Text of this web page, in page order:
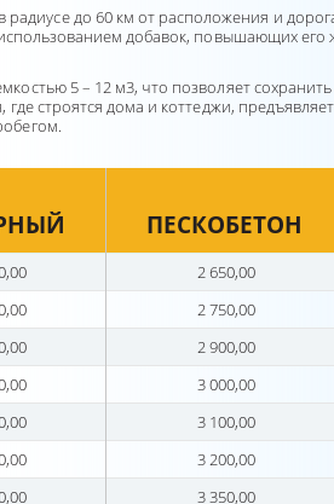
в радиусе до 60 км от расположения и
добавок, повышающих его
5 – 12 м3, что позволяет
строятся дома и коттеджи,
ПЕСКОБЕТОН
2 650,00
2 750,00
2 900,00
3 000,00
3 100,00
3 200,00
3 350,00